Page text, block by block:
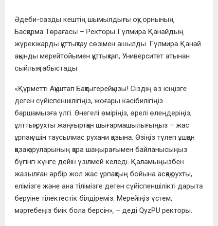
Әдеби-сазды кештің шымылдығы оқу орнының
Басқарма Төрағасы – Ректоры Гүлмира Қанайдың
жүрекжарды құттықтау сөзімен ашылды. Гүлмира Қанай
ақынды мерейтойымен құттықтап, Университет атынан
сыйлық табыстады
«Құрметті Ақұштап Бақтыгерейқызы! Сіздің өз ісіңізге
деген сүйіспеншілігіңіз, жоғары кәсібилігіңіз
баршамызға үлгі. Өнегелі өміріңіз, өрелі өлеңдеріңіз,
ұлттық рухты жаңғыртқан шығармашылығыңыз – жас
ұрпақ үшін таусылмас рухани қазына. Өзіңіз түлеп ұшқан
қазақ аруларының қара шаңырағымен байланысыңыз
бүгінгі күнге дейін үзілмей келеді. Қаламыңызбен
жазылған әрбір жол жас ұрпақтың бойына асқақ рухты,
елімізге және ана тілімізге деген сүйіспеншілікті дарыта
беруіне тілектестік білдіреміз. Мерейіңіз үстем,
мәртебеңіз биік бола берсін», – деді QyzPU ректоры.